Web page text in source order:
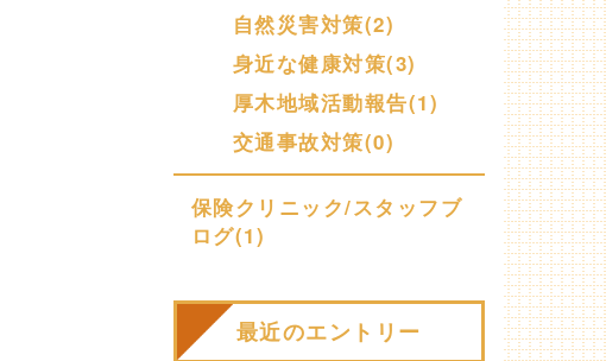
自然災害対策(2)
身近な健康対策(3)
厚木地域活動報告(1)
交通事故対策(0)
保険クリニック/スタッフブ
ログ(1)
最近のエントリー